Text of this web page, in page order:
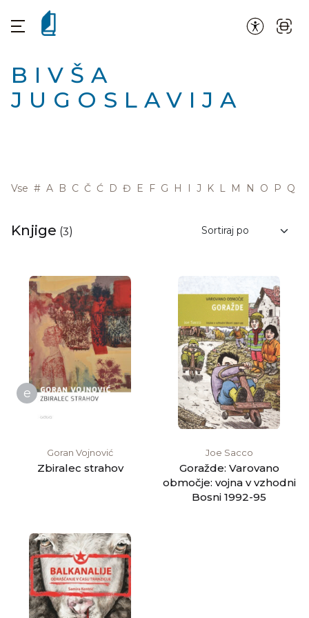
BIVŠA
JUGOSLAVIJA
Vse # A B C Č Ć D Đ E F G H I J K L M N O P Q
Knjige (3)
e
Goran Vojnović
Zbiralec strahov
Joe Sacco
Goražde: Varovano
območje: vojna v vzhodni
Bosni 1992-95